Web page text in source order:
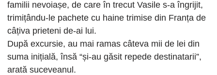
familii nevoiașe, de care în trecut Vasile s-a îngrijit,
trimițându-le pachete cu haine trimise din Franța de
câțiva prieteni de-ai lui.
După excursie, au mai ramas câteva mii de lei din
suma inițială, însă “și-au găsit repede destinatarii”,
arată suceveanul.